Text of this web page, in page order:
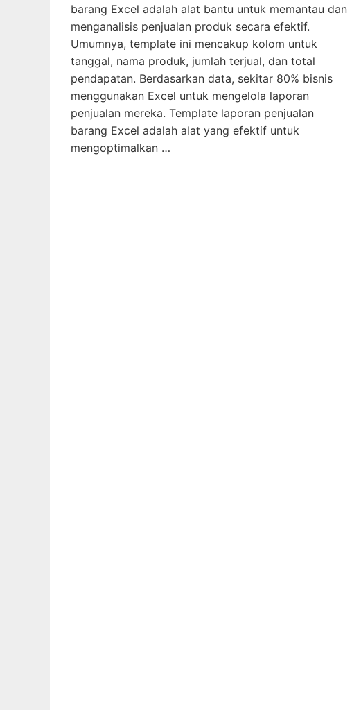
barang Excel adalah alat bantu untuk memantau dan
menganalisis penjualan produk secara efektif.
Umumnya, template ini mencakup kolom untuk
tanggal, nama produk, jumlah terjual, dan total
pendapatan. Berdasarkan data, sekitar 80% bisnis
menggunakan Excel untuk mengelola laporan
penjualan mereka. Template laporan penjualan
barang Excel adalah alat yang efektif untuk
mengoptimalkan …